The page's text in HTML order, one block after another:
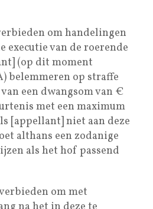
om handelingen
executie van de roerende
(op dit moment
belemmeren op straffe
een dwangsom van €
met een maximum
[appellant] niet aan deze
althans een zodanige
als het hof passend
om met